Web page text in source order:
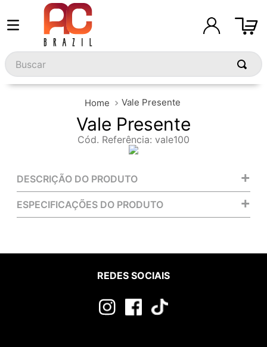
Buscar
Vale Presente
Vale Presente
Cód. Referência: vale100
DESCRIÇÃO DO PRODUTO +
ESPECIFICAÇÕES DO PRODUTO +
REDES SOCIAIS